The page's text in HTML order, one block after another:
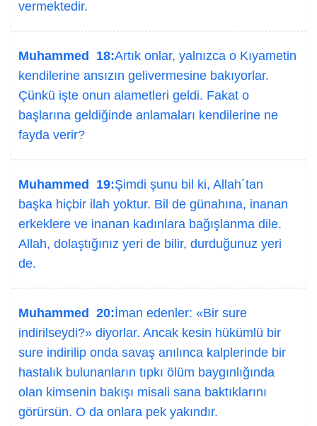
vermektedir.
Muhammed 18:Artık onlar, yalnızca o Kıyametin
kendilerine ansızın gelivermesine bakıyorlar.
Çünkü işte onun alametleri geldi. Fakat o
başlarına geldiğinde anlamaları kendilerine ne
fayda verir?
Muhammed 19:Şimdi şunu bil ki, Allah´tan
başka hiçbir ilah yoktur. Bil de günahına, inanan
erkeklere ve inanan kadınlara bağışlanma dile.
Allah, dolaştığınız yeri de bilir, durduğunuz yeri
de.
Muhammed 20:İman edenler: «Bir sure
indirilseydi?» diyorlar. Ancak kesin hükümlü bir
sure indirilip onda savaş anılınca kalplerinde bir
hastalık bulunanların tıpkı ölüm baygınlığında
olan kimsenin bakışı misali sana baktıklarını
görürsün. O da onlara pek yakındır.